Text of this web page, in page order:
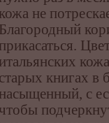
кожа не
Благородный
прикасаться.
итальянских
старых книгах в
насыщенный, с
чтобы